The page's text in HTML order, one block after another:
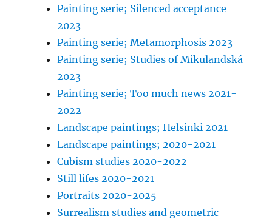
Painting serie; Silenced acceptance
2023
Painting serie; Metamorphosis 2023
Painting serie; Studies of Mikulandská
2023
Painting serie; Too much news 2021-
2022
Landscape paintings; Helsinki 2021
Landscape paintings; 2020-2021
Cubism studies 2020-2022
Still lifes 2020-2021
Portraits 2020-2025
Surrealism studies and geometric